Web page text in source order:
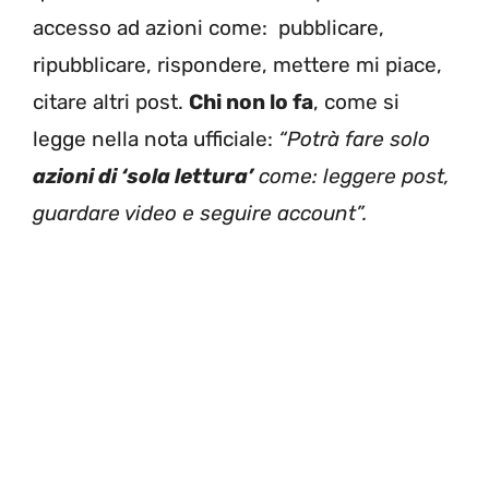
accesso ad azioni come: pubblicare,
ripubblicare, rispondere, mettere mi piace,
citare altri post. Chi non lo fa, come si
legge nella nota ufficiale: “Potrà fare solo
azioni di ‘sola lettura’come: leggere post,
guardare video e seguire account”.